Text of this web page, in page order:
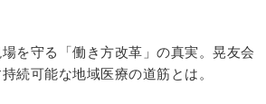
を守る「働き方改革」の真実。晃友会
続可能な地域医療の道筋とは。